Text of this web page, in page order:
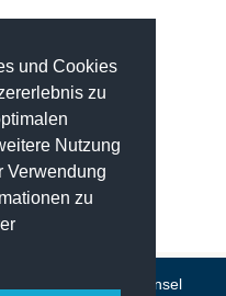
und Cookies
zu
Nutzung
Verwendung
zu
Föhr im
Wattenmeer.
auf der Nordseeinsel